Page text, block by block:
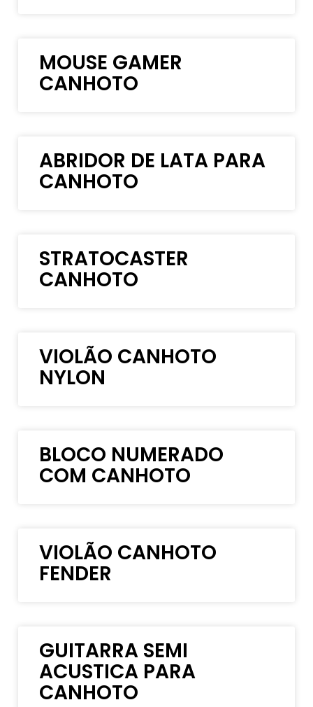
MOUSE GAMER
CANHOTO
ABRIDOR DE LATA PARA
CANHOTO
STRATOCASTER
CANHOTO
VIOLÃO CANHOTO
NYLON
BLOCO NUMERADO
COM CANHOTO
VIOLÃO CANHOTO
FENDER
GUITARRA SEMI
ACUSTICA PARA
CANHOTO